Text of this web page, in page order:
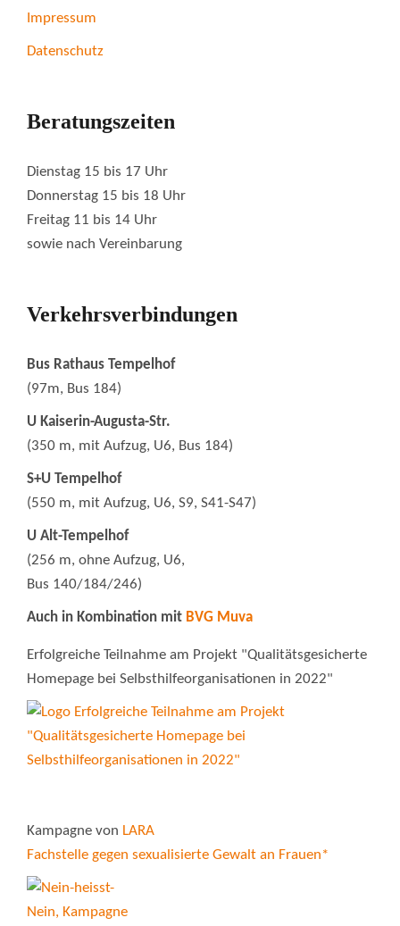
Impressum
Datenschutz
Beratungszeiten
Dienstag 15 bis 17 Uhr
Donnerstag 15 bis 18 Uhr
Freitag 11 bis 14 Uhr
sowie nach Vereinbarung
Verkehrsverbindungen
Bus Rathaus Tempelhof
(97m, Bus 184)
U Kaiserin-Augusta-Str.
(350 m, mit Aufzug, U6, Bus 184)
S+U Tempelhof
(550 m, mit Aufzug, U6, S9, S41-S47)
U Alt-Tempelhof
(256 m, ohne Aufzug, U6,
Bus 140/184/246)
Auch in Kombination mit BVG Muva
Erfolgreiche Teilnahme am Projekt "Qualitätsgesicherte
Homepage bei Selbsthilfeorganisationen in 2022"
Kampagne von LARA
Fachstelle gegen sexualisierte Gewalt an Frauen*